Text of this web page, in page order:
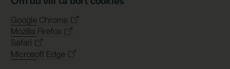
Google Chrome
Mozilla Firefox
Safari
Microsoft Edge